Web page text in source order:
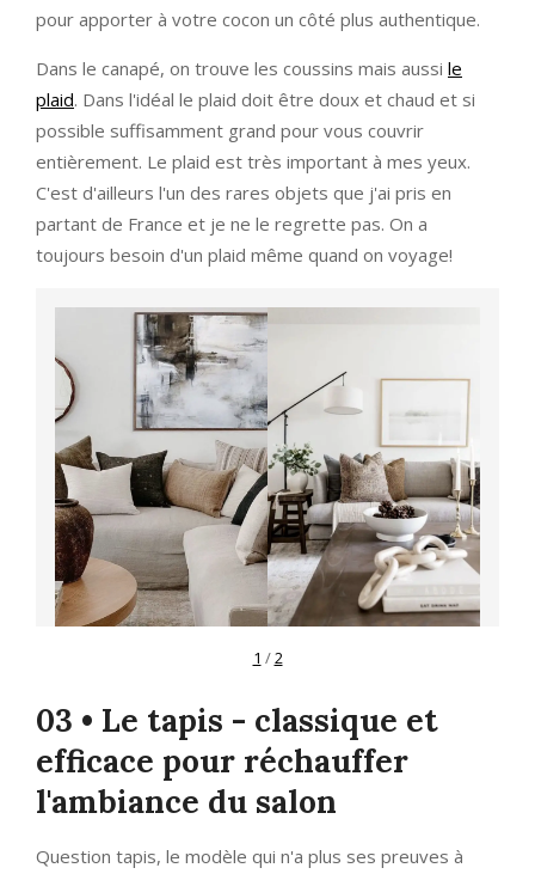
pour apporter à votre cocon un côté plus authentique.
Dans le canapé, on trouve les coussins mais aussi le
plaid. Dans l'idéal le plaid doit être doux et chaud et si
possible suffisamment grand pour vous couvrir
entièrement. Le plaid est très important à mes yeux.
C'est d'ailleurs l'un des rares objets que j'ai pris en
partant de France et je ne le regrette pas. On a
toujours besoin d'un plaid même quand on voyage!
1 /2
03 • Le tapis - classique et
efficace pour réchauffer
l'ambiance du salon
Question tapis, le modèle qui n'a plus ses preuves à